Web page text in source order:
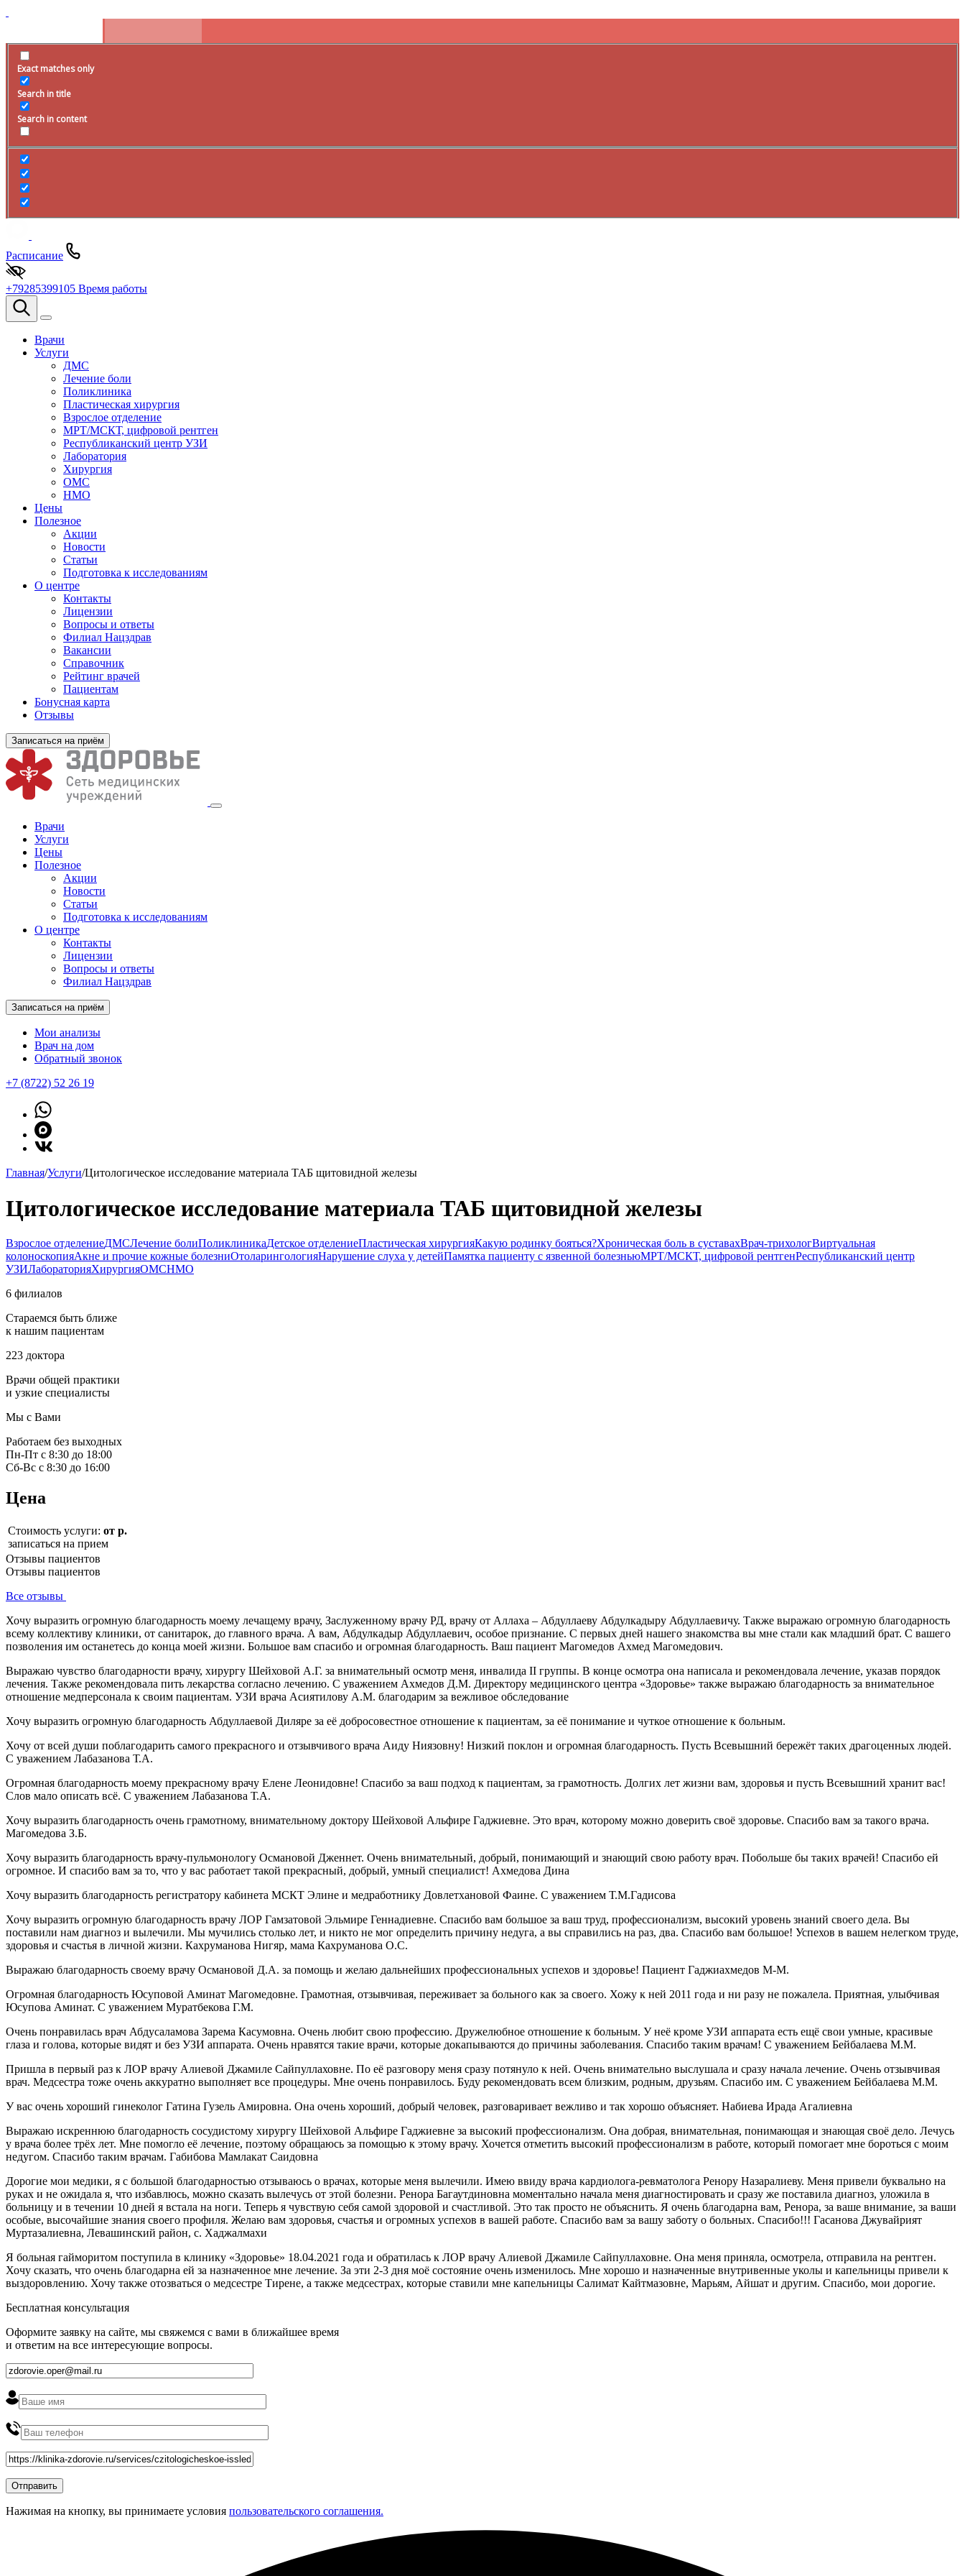
Exact matches only
Search in title
Search in content
Расписание
+79285399105 Время работы
Врачи
Услуги
ДМС
Лечение боли
Поликлиника
Пластическая хирургия
Взрослое отделение
МРТ/МСКТ, цифровой рентген
Республиканский центр УЗИ
Лаборатория
Хирургия
ОМС
НМО
Цены
Полезное
Акции
Новости
Статьи
Подготовка к исследованиям
О центре
Контакты
Лицензии
Вопросы и ответы
Филиал Нацздрав
Вакансии
Справочник
Рейтинг врачей
Пациентам
Бонусная карта
Отзывы
Записаться на приём
Врачи
Услуги
Цены
Полезное
Акции
Новости
Статьи
Подготовка к исследованиям
О центре
Контакты
Лицензии
Вопросы и ответы
Филиал Нацздрав
Записаться на приём
Мои анализы
Врач на дом
Обратный звонок
+7 (8722) 52 26 19
Главная/Услуги/Цитологическое исследование материала ТАБ щитовидной железы
Цитологическое исследование материала ТАБ щитовидной железы
Взрослое отделениеДМСЛечение болиПоликлиникаДетское отделениеПластическая хирургияКакую родинку бояться?Хроническая боль в суставахВрач-трихологВиртуальная
колоноскопияАкне и прочие кожные болезниОтоларингологияНарушение слуха у детейПамятка пациенту с язвенной болезньюМРТ/МСКТ, цифровой рентгенРеспубликанский центр
УЗИЛабораторияХирургияОМСНМО
6 филиалов
Стараемся быть ближе
к нашим пациентам
223 доктора
Врачи общей практики
и узкие специалисты
Мы с Вами
Работаем без выходных
Пн-Пт с 8:30 до 18:00
Сб-Вс с 8:30 до 16:00
Цена
Стоимость услуги: от р.
записаться на прием
Отзывы пациентов
Отзывы пациентов
Все отзывы
Хочу выразить огромную благодарность моему лечащему врачу, Заслуженному врачу РД, врачу от Аллаха – Абдуллаеву Абдулкадыру Абдуллаевичу. Также выражаю огромную благодарность
всему коллективу клиники, от санитарок, до главного врача. А вам, Абдулкадыр Абдуллаевич, особое признание. С первых дней нашего знакомства вы мне стали как младший брат. С вашего
позволения им останетесь до конца моей жизни. Большое вам спасибо и огромная благодарность. Ваш пациент Магомедов Ахмед Магомедович.
Выражаю чувство благодарности врачу, хирургу Шейховой А.Г. за внимательный осмотр меня, инвалида II группы. В конце осмотра она написала и рекомендовала лечение, указав порядок
лечения. Также рекомендовала пить лекарства согласно лечению. С уважением Ахмедов Д.М. Директору медицинского центра «Здоровье» также выражаю благодарность за внимательное
отношение медперсонала к своим пациентам. УЗИ врача Асиятилову А.М. благодарим за вежливое обследование
Хочу выразить огромную благодарность Абдуллаевой Диляре за её добросовестное отношение к пациентам, за её понимание и чуткое отношение к больным.
Хочу от всей души поблагодарить самого прекрасного и отзывчивого врача Аиду Ниязовну! Низкий поклон и огромная благодарность. Пусть Всевышний бережёт таких драгоценных людей.
С уважением Лабазанова Т.А.
Огромная благодарность моему прекрасному врачу Елене Леонидовне! Спасибо за ваш подход к пациентам, за грамотность. Долгих лет жизни вам, здоровья и пусть Всевышний хранит вас!
Слов мало описать всё. С уважением Лабазанова Т.А.
Хочу выразить благодарность очень грамотному, внимательному доктору Шейховой Альфире Гаджиевне. Это врач, которому можно доверить своё здоровье. Спасибо вам за такого врача.
Магомедова З.Б.
Хочу выразить благодарность врачу-пульмонологу Османовой Дженнет. Очень внимательный, добрый, понимающий и знающий свою работу врач. Побольше бы таких врачей! Спасибо ей
огромное. И спасибо вам за то, что у вас работает такой прекрасный, добрый, умный специалист! Ахмедова Дина
Хочу выразить благодарность регистратору кабинета МСКТ Элине и медработнику Довлетхановой Фаине. С уважением Т.М.Гадисова
Хочу выразить огромную благодарность врачу ЛОР Гамзатовой Эльмире Геннадиевне. Спасибо вам большое за ваш труд, профессионализм, высокий уровень знаний своего дела. Вы
поставили нам диагноз и вылечили. Мы мучились столько лет, и никто не мог определить причину недуга, а вы справились на раз, два. Спасибо вам большое! Успехов в вашем нелегком труде,
здоровья и счастья в личной жизни. Кахруманова Нигяр, мама Кахруманова О.С.
Выражаю благодарность своему врачу Османовой Д.А. за помощь и желаю дальнейших профессиональных успехов и здоровье! Пациент Гаджиахмедов М-М.
Огромная благодарность Юсуповой Аминат Магомедовне. Грамотная, отзывчивая, переживает за больного как за своего. Хожу к ней 2011 года и ни разу не пожалела. Приятная, улыбчивая
Юсупова Аминат. С уважением Муратбекова Г.М.
Очень понравилась врач Абдусаламова Зарема Касумовна. Очень любит свою профессию. Дружелюбное отношение к больным. У неё кроме УЗИ аппарата есть ещё свои умные, красивые
глаза и голова, которые видят и без УЗИ аппарата. Очень нравятся такие врачи, которые докапываются до причины заболевания. Спасибо таким врачам! С уважением Бейбалаева М.М.
Пришла в первый раз к ЛОР врачу Алиевой Джамиле Сайпуллаховне. По её разговору меня сразу потянуло к ней. Очень внимательно выслушала и сразу начала лечение. Очень отзывчивая
врач. Медсестра тоже очень аккуратно выполняет все процедуры. Мне очень понравилось. Буду рекомендовать всем близким, родным, друзьям. Спасибо им. С уважением Бейбалаева М.М.
У вас очень хороший гинеколог Гатина Гузель Амировна. Она очень хороший, добрый человек, разговаривает вежливо и так хорошо объясняет. Набиева Ирада Агалиевна
Выражаю искреннюю благодарность сосудистому хирургу Шейховой Альфире Гаджиевне за высокий профессионализм. Она добрая, внимательная, понимающая и знающая своё дело. Лечусь
у врача более трёх лет. Мне помогло её лечение, поэтому обращаюсь за помощью к этому врачу. Хочется отметить высокий профессионализм в работе, который помогает мне бороться с моим
недугом. Спасибо таким врачам. Габибова Мамлакат Саидовна
Дорогие мои медики, я с большой благодарностью отзываюсь о врачах, которые меня вылечили. Имею ввиду врача кардиолога-ревматолога Ренору Назаралиеву. Меня привели буквально на
руках и не ожидала я, что избавлюсь, можно сказать вылечусь от этой болезни. Ренора Багаутдиновна моментально начала меня диагностировать и сразу же поставила диагноз, уложила в
больницу и в течении 10 дней я встала на ноги. Теперь я чувствую себя самой здоровой и счастливой. Это так просто не объяснить. Я очень благодарна вам, Ренора, за ваше внимание, за ваши
особые, высочайшие знания своего профиля. Желаю вам здоровья, счастья и огромных успехов в вашей работе. Спасибо вам за вашу заботу о больных. Спасибо!!! Гасанова Джувайрият
Муртазалиевна, Левашинский район, с. Хаджалмахи
Я больная гайморитом поступила в клинику «Здоровье» 18.04.2021 года и обратилась к ЛОР врачу Алиевой Джамиле Сайпуллаховне. Она меня приняла, осмотрела, отправила на рентген.
Хочу сказать, что очень благодарна ей за назначенное мне лечение. За эти 2-3 дня моё состояние очень изменилось. Мне хорошо и назначенные внутривенные уколы и капельницы привели к
выздоровлению. Хочу также отозваться о медсестре Тирене, а также медсестрах, которые ставили мне капельницы Салимат Кайтмазовне, Марьям, Айшат и другим. Спасибо, мои дорогие.
Бесплатная консультация
Оформите заявку на сайте, мы свяжемся с вами в ближайшее время
и ответим на все интересующие вопросы.
Нажимая на кнопку, вы принимаете условия пользовательского соглашения.